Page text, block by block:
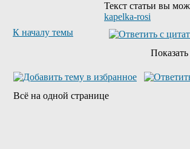
Текст статьи вы
kapelka-rosi
К началу темы
Всё на одной странице